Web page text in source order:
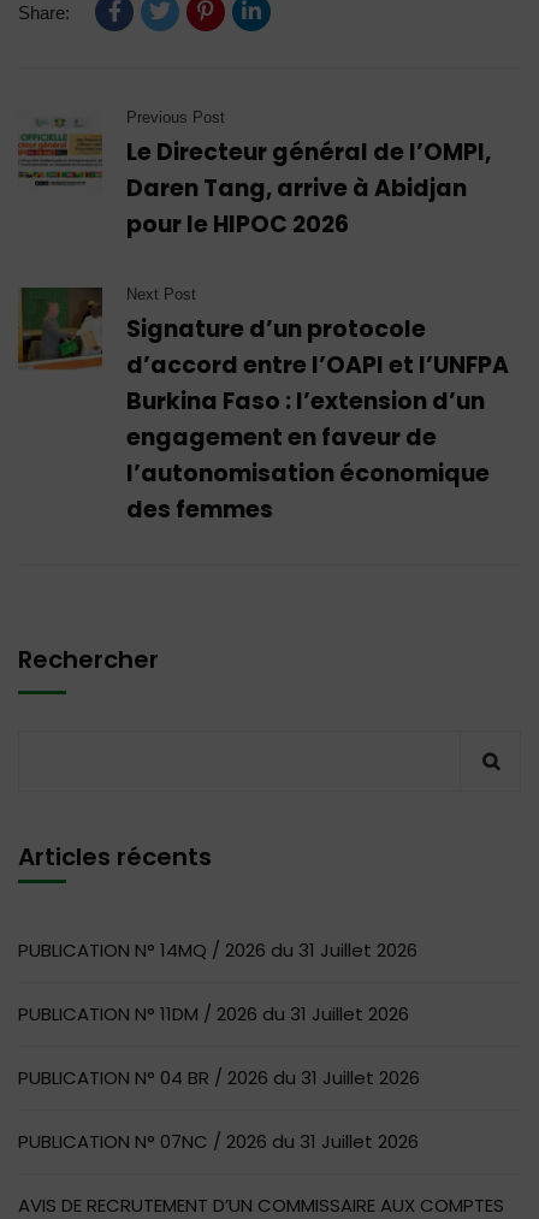
Share:
Previous Post
Le Directeur général de l’OMPI,
Daren Tang, arrive à Abidjan
pour le HIPOC 2026
Next Post
Signature d’un protocole
d’accord entre l’OAPI et l’UNFPA
Burkina Faso : l’extension d’un
engagement en faveur de
l’autonomisation économique
des femmes
Rechercher
Articles récents
PUBLICATION N° 14MQ / 2026 du 31 Juillet 2026
PUBLICATION N° 11DM / 2026 du 31 Juillet 2026
PUBLICATION N° 04 BR / 2026 du 31 Juillet 2026
PUBLICATION N° 07NC / 2026 du 31 Juillet 2026
AVIS DE RECRUTEMENT D’UN COMMISSAIRE AUX COMPTES